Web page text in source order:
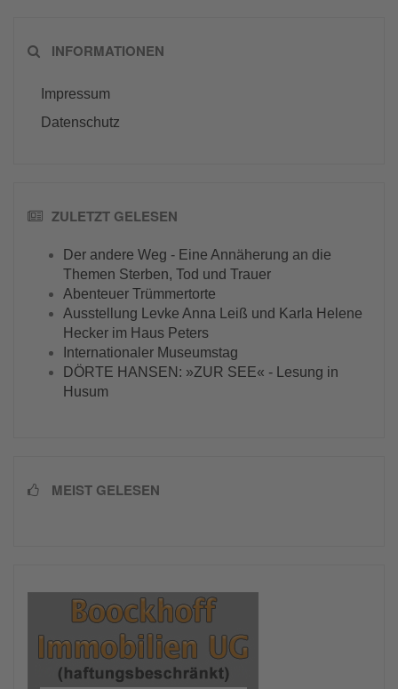
INFORMATIONEN
Impressum
Datenschutz
ZULETZT GELESEN
Der andere Weg - Eine Annäherung an die
Themen Sterben, Tod und Trauer
Abenteuer Trümmertorte
Ausstellung Levke Anna Leiß und Karla Helene
Hecker im Haus Peters
Internationaler Museumstag
DÖRTE HANSEN: »ZUR SEE« - Lesung in
Husum
MEIST GELESEN